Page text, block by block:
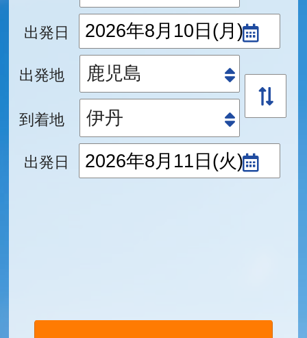
出発日
出発地
到着地
出発日